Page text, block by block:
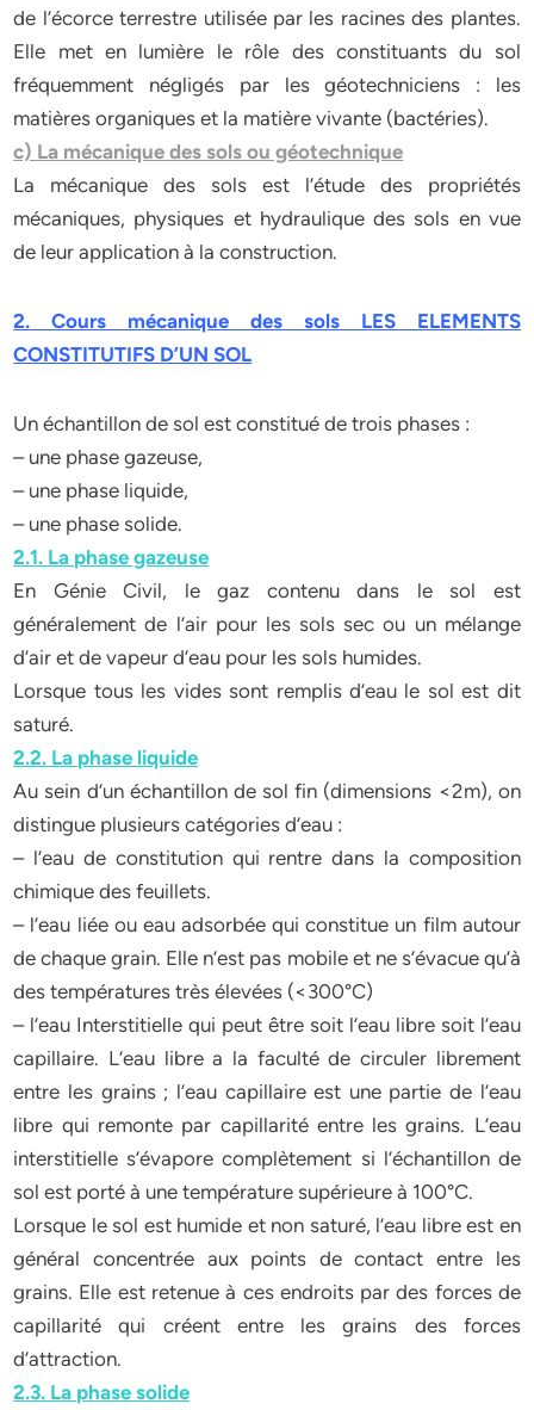
de l’écorce terrestre utilisée par les racines des plantes.
Elle met en lumière le rôle des constituants du sol
fréquemment négligés par les géotechniciens : les
matières organiques et la matière vivante (bactéries).
c) La mécanique des sols ou géotechnique
La mécanique des sols est l’étude des propriétés
mécaniques, physiques et hydraulique des sols en vue
de leur application à la construction.
2. Cours mécanique des sols LES ELEMENTS
CONSTITUTIFS D’UN SOL
Un échantillon de sol est constitué de trois phases :
– une phase gazeuse,
– une phase liquide,
– une phase solide.
2.1. La phase gazeuse
En Génie Civil, le gaz contenu dans le sol est
généralement de l’air pour les sols sec ou un mélange
d’air et de vapeur d’eau pour les sols humides.
Lorsque tous les vides sont remplis d’eau le sol est dit
saturé.
2.2. La phase liquide
Au sein d’un échantillon de sol fin (dimensions <2m), on
distingue plusieurs catégories d’eau :
– l’eau de constitution qui rentre dans la composition
chimique des feuillets.
– l’eau liée ou eau adsorbée qui constitue un film autour
de chaque grain. Elle n’est pas mobile et ne s’évacue qu’à
des températures très élevées (<300°C)
– l’eau Interstitielle qui peut être soit l’eau libre soit l’eau
capillaire. L’eau libre a la faculté de circuler librement
entre les grains ; l’eau capillaire est une partie de l’eau
libre qui remonte par capillarité entre les grains. L’eau
interstitielle s’évapore complètement si l’échantillon de
sol est porté à une température supérieure à 100°C.
Lorsque le sol est humide et non saturé, l’eau libre est en
général concentrée aux points de contact entre les
grains. Elle est retenue à ces endroits par des forces de
capillarité qui créent entre les grains des forces
d’attraction.
2.3. La phase solide